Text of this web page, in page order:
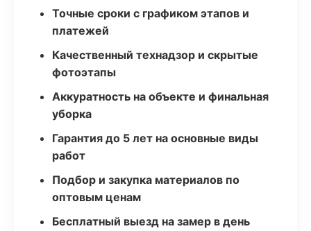
Точные сроки с графиком этапов и
платежей
Качественный технадзор и скрытые
фотоэтапы
Аккуратность на объекте и финальная
уборка
Гарантия до 5 лет на основные виды
работ
Подбор и закупка материалов по
оптовым ценам
Бесплатный выезд на замер в день